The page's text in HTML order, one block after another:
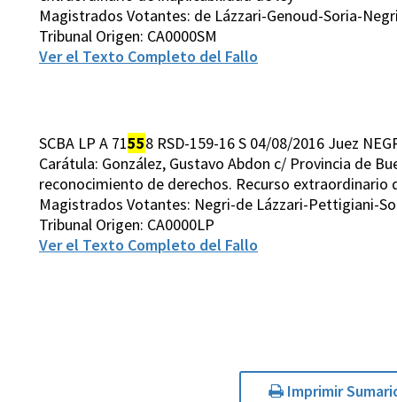
Magistrados Votantes: de Lázzari-Genoud-Soria-
Tribunal Origen: CA0000SM
Ver el Texto Completo del Fallo
SCBA LP A 71558 RSD-159-16 S 04/08/2016 Juez
Carátula: González, Gustavo Abdon c/ Provincia de
reconocimiento de derechos. Recurso extraordinario
Magistrados Votantes: Negri-de Lázzari-Pettigiani-
Tribunal Origen: CA0000LP
Ver el Texto Completo del Fallo
Imprimir